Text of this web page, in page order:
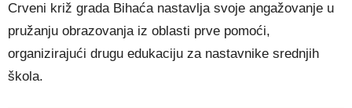
Crveni križ grada Bihaća nastavlja svoje angažovanje u
pružanju obrazovanja iz oblasti prve pomoći,
organizirajući drugu edukaciju za nastavnike srednjih
škola.